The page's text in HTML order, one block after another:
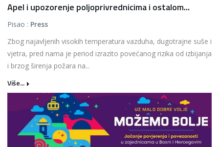
Apel i upozorenje poljoprivrednicima i ostalom...
Pisao : Press
Zbog najavljenih visokih temperatura vazduha, dugotrajne suše i
vjetra, pred nama je period izrazito povećanog rizika od izbijanja
i brzog širenja požara na...
Više...